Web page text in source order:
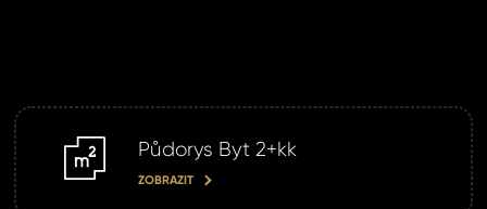
Půdorys Byt 2+kk
ZOBRAZIT